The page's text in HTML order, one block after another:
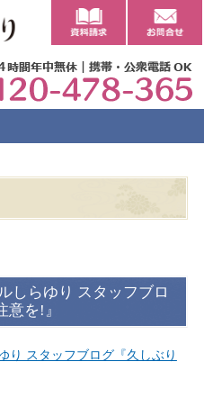
しらゆり スタッフブロ
を!』
り スタッフブログ『久しぶり